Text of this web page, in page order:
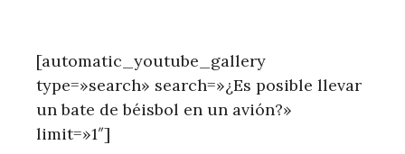
[automatic_youtube_gallery
type=»search» search=»¿Es posible llevar
un bate de béisbol en un avión?»
limit=»1″]